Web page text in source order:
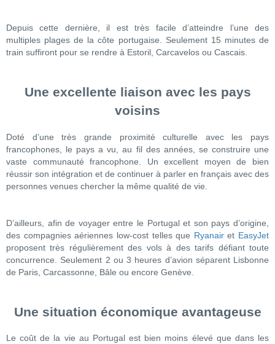
Depuis cette dernière, il est très facile d’atteindre l’une des
multiples plages de la côte portugaise. Seulement 15 minutes de
train suffiront pour se rendre à Estoril, Carcavelos ou Cascais.
Une excellente liaison avec les pays
voisins
Doté d’une très grande proximité culturelle avec les pays
francophones, le pays a vu, au fil des années, se construire une
vaste communauté francophone. Un excellent moyen de bien
réussir son intégration et de continuer à parler en français avec des
personnes venues chercher la même qualité de vie.
D’ailleurs, afin de voyager entre le Portugal et son pays d’origine,
des compagnies aériennes low-cost telles que Ryanairet EasyJet
proposent très régulièrement des vols à des tarifs défiant toute
concurrence. Seulement 2 ou 3 heures d’avion séparent Lisbonne
de Paris, Carcassonne, Bâle ou encore Genève.
Une situation économique avantageuse
Le coût de la vie au Portugal est bien moins élevé que dans les